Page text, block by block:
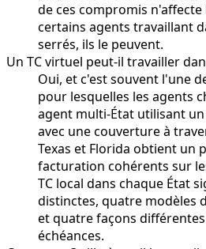
de ces compromis
certains agents travaillant
serrés, ils le peuvent.
Un TC virtuel peut-il travailler
Oui, et c'est souvent l'une
pour lesquelles les agents
agent multi-État utilisant un
avec une couverture à
Texas et Florida obtient un
facturation cohérents sur
TC local dans chaque État
distinctes, quatre modèles
et quatre façons
échéances.